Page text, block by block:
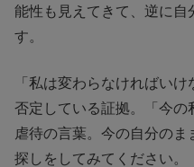
能性も見えてきて、逆に自
す。
「私は変わらなければい
否定している証拠。「今の
虐待の言葉。今の自分の
探しをしてみてください。